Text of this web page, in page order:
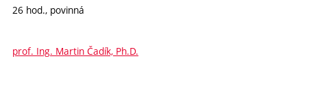
26 hod., povinná
prof. Ing. Martin Čadík, Ph.D.